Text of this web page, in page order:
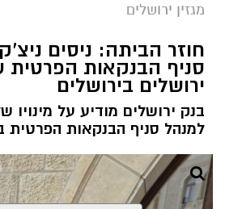
מגזין ירושלים
חוזר הביתה: ניסים
סניף הבנקאות הפרטית
ירושלים בירושלים
בנק ירושלים מודיע על מינויו
למנהל סניף הבנקאות הפרטית